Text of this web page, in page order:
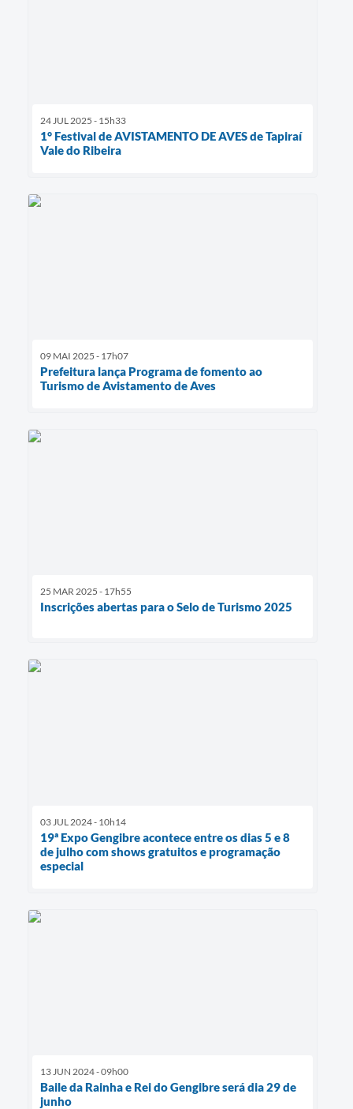
24 JUL 2025 - 15h33
1° Festival de AVISTAMENTO DE AVES de Tapiraí
Vale do Ribeira
09 MAI 2025 - 17h07
Prefeitura lança Programa de fomento ao
Turismo de Avistamento de Aves
25 MAR 2025 - 17h55
Inscrições abertas para o Selo de Turismo 2025
03 JUL 2024 - 10h14
19ª Expo Gengibre acontece entre os dias 5 e 8
de julho com shows gratuitos e programação
especial
13 JUN 2024 - 09h00
Baile da Rainha e Rei do Gengibre será dia 29 de
junho